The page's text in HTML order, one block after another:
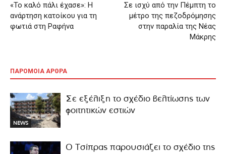
«Το καλό πάλι έχασε»: Η
ανάρτηση κατοίκου για τη
φωτιά στη Ραφήνα
Σε ισχύ από την Πέμπτη το
μέτρο της πεζοδρόμησης
στην παραλία της Νέας
Μάκρης
ΠΑΡΟΜΟΙΑ ΑΡΘΡΑ
NEWS
Σε εξέλιξη το σχέδιο βελτίωσης των
φοιτητικών εστιών
Ο Τσίπρας παρουσιάζει το σχέδιο της